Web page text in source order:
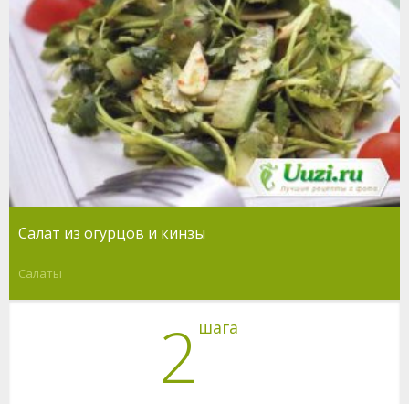
Салат из огурцов и кинзы
Салаты
2 шага